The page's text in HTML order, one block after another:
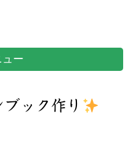
ュー
ック作り